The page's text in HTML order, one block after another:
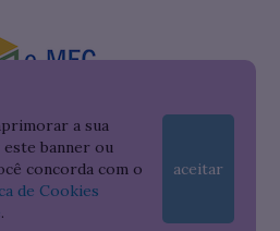
a sua
banner ou
concorda com o
de Cookies
.
aceitar
Instituição no Sistema do e-MEC